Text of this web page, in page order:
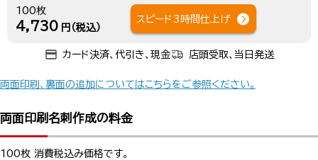
100枚
4,730 円（税込）
スピード3時間仕上げ
カード決済、代引き、現金 店頭受取、当日発送
両面印刷、裏面の追加についてはこちらをご参照ください。
両面印刷名刺作成の料金
100枚 消費税込み価格です。